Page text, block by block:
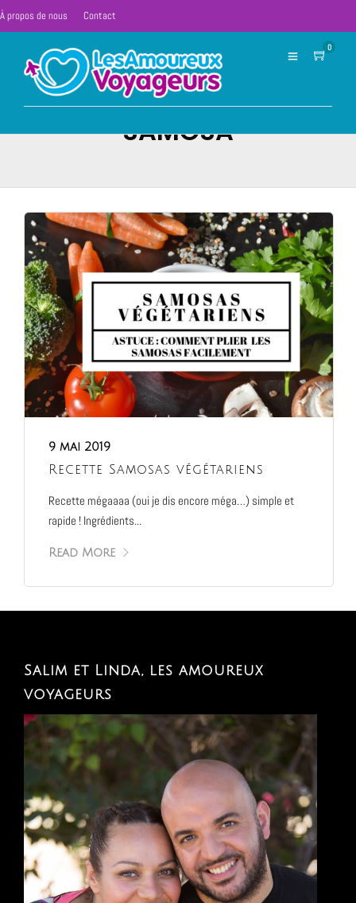
À propos de nous Contact
0
SAMOSA
9 mai 2019
Recette Samosas végétariens
Recette mégaaaa (oui je dis encore méga…) simple et
rapide ! Ingrédients...
Read More
Salim et Linda, les amoureux
voyageurs